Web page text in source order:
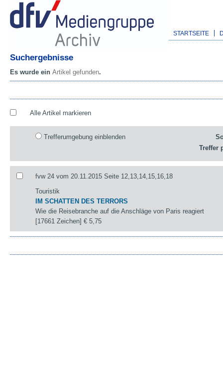
STARTSEITE
Suchergebnisse
Es wurde ein Artikel gefunden.
Alle Artikel markieren
Trefferumgebung einblenden
Treffer
fvw 24 vom 20.11.2015 Seite 12,13,14,15,16,18
Touristik
IM SCHATTEN DES TERRORS
Wie die Reisebranche auf die Anschläge von Paris reagiert
[17661 Zeichen]€ 5,75